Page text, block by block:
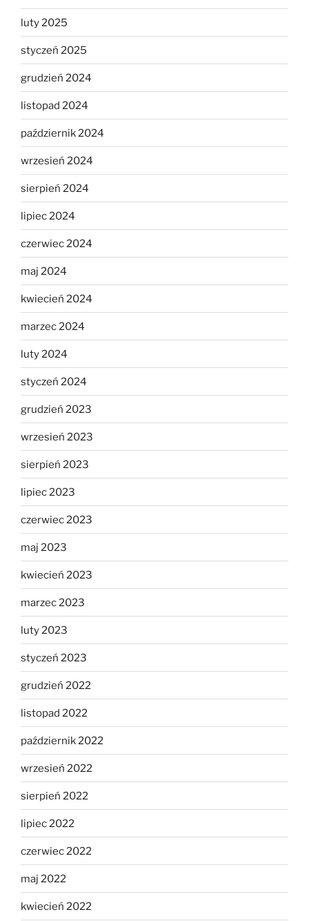
luty 2025
styczeń 2025
grudzień 2024
listopad 2024
październik 2024
wrzesień 2024
sierpień 2024
lipiec 2024
czerwiec 2024
maj 2024
kwiecień 2024
marzec 2024
luty 2024
styczeń 2024
grudzień 2023
wrzesień 2023
sierpień 2023
lipiec 2023
czerwiec 2023
maj 2023
kwiecień 2023
marzec 2023
luty 2023
styczeń 2023
grudzień 2022
listopad 2022
październik 2022
wrzesień 2022
sierpień 2022
lipiec 2022
czerwiec 2022
maj 2022
kwiecień 2022